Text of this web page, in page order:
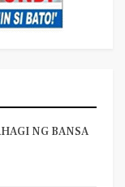
NG BANSA